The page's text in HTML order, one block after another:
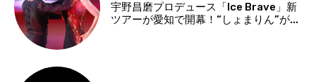
宇野昌磨プロデュース「Ice Brave」新
ツアーが愛知で開幕！“しょまりん”が...